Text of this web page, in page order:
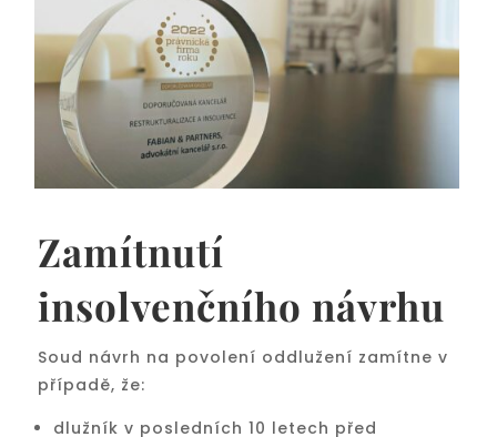
Zamítnutí
insolvenčního návrhu
Soud návrh na povolení oddlužení zamítne v
případě, že:
dlužník v posledních 10 letech před